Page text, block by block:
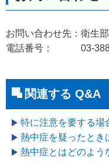
お問い合わせ先：衛生
電話番号： 03-
関連する Q&A
特に注意を要する場
熱中症を疑ったとき
熱中症とはどのよう